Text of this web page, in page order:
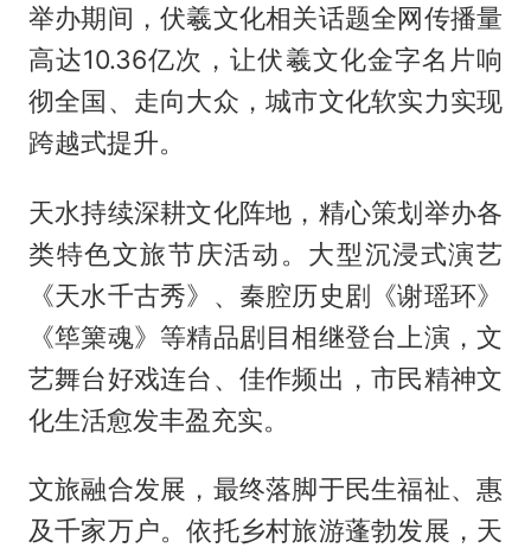
举办期间，伏羲文化相关话题全网传播量
高达10.36亿次，让伏羲文化金字名片响
彻全国、走向大众，城市文化软实力实现
跨越式提升。
天水持续深耕文化阵地，精心策划举办各
类特色文旅节庆活动。大型沉浸式演艺
《天水千古秀》、秦腔历史剧《谢瑶环》
《筚篥魂》等精品剧目相继登台上演，文
艺舞台好戏连台、佳作频出，市民精神文
化生活愈发丰盈充实。
文旅融合发展，最终落脚于民生福祉、惠
及千家万户。依托乡村旅游蓬勃发展，天